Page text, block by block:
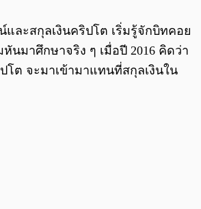
ละสกุลเงินคริปโต เริ่มรู้จักบิทคอย
หันมาศึกษาจริง ๆ เมื่อปี 2016 คิดว่า
โต จะมาเข้ามาแทนที่สกุลเงินใน